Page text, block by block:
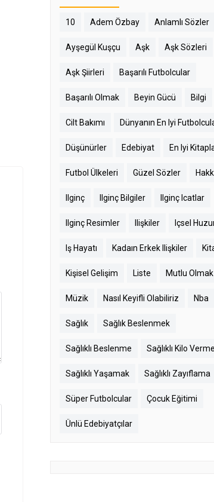
10 Adem Özbay Anlamlı Sözler
Ayşegül Kuşçu Aşk Aşk Sözleri
Aşk Şiirleri Başarılı Futbolcular
Başarılı Olmak Beyin Gücü Bilgi
Cilt Bakımı Dünyanın En Iyi
Düşünürler Edebiyat En Iyi
Futbol Ülkeleri Güzel Sözler
Ilginç Ilginç Bilgiler Ilginç Icatlar
Ilginç Resimler Ilişkiler Içsel
Iş Hayatı Kadaın Erkek Ilişkiler
Kişisel Gelişim Liste Mutlu Olmak
Müzik Nasıl Keyifli Olabiliriz Nba
Sağlık Sağlık Beslenmek
Sağlıklı Beslenme Sağlıklı Kilo
Sağlıklı Yaşamak Sağlıklı Zayıflama
Süper Futbolcular Çocuk Eğitimi
Ünlü Edebiyatçılar